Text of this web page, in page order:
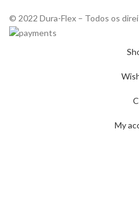
© 2022 Dura-Flex – Todos os
My